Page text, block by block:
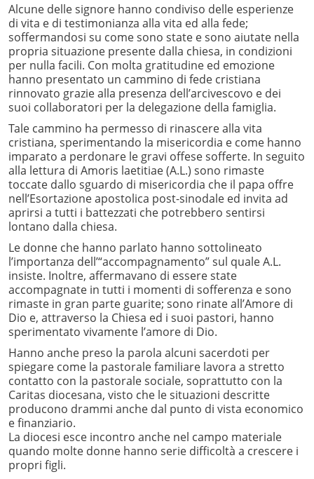
Alcune delle signore hanno condiviso delle esperienze
di vita e di testimonianza alla vita ed alla fede;
soffermandosi su come sono state e sono aiutate nella
propria situazione presente dalla chiesa, in condizioni
per nulla facili. Con molta gratitudine ed emozione
hanno presentato un cammino di fede cristiana
rinnovato grazie alla presenza dell’arcivescovo e dei
suoi collaboratori per la delegazione della famiglia.
Tale cammino ha permesso di rinascere alla vita
cristiana, sperimentando la misericordia e come hanno
imparato a perdonare le gravi offese sofferte. In seguito
alla lettura di Amoris laetitiae (A.L.) sono rimaste
toccate dallo sguardo di misericordia che il papa offre
nell’Esortazione apostolica post-sinodale ed invita ad
aprirsi a tutti i battezzati che potrebbero sentirsi
lontano dalla chiesa.
Le donne che hanno parlato hanno sottolineato
l’importanza dell’“accompagnamento” sul quale A.L.
insiste. Inoltre, affermavano di essere state
accompagnate in tutti i momenti di sofferenza e sono
rimaste in gran parte guarite; sono rinate all’Amore di
Dio e, attraverso la Chiesa ed i suoi pastori, hanno
sperimentato vivamente l’amore di Dio.
Hanno anche preso la parola alcuni sacerdoti per
spiegare come la pastorale familiare lavora a stretto
contatto con la pastorale sociale, soprattutto con la
Caritas diocesana, visto che le situazioni descritte
producono drammi anche dal punto di vista economico
e finanziario.
La diocesi esce incontro anche nel campo materiale
quando molte donne hanno serie difficoltà a crescere i
propri figli.